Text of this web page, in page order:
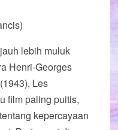
lebih muluk
Henri-Georges
Les
film paling puitis,
kepercayaan